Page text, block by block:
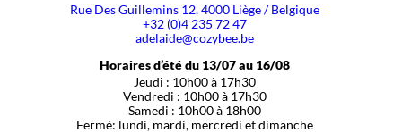
Rue Des Guillemins 12, 4000 Liège / Belgique
+32 (0)4 235 72 47
adelaide@cozybee.be
Horaires d’été du 13/07 au 16/08
Jeudi : 10h00 à 17h30
Vendredi : 10h00 à 17h30
Samedi : 10h00 à 18h00
Fermé: lundi, mardi, mercredi et dimanche